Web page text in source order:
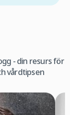
- din resurs för
vårdtipsen